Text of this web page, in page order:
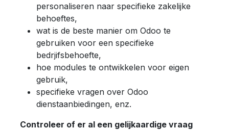
personaliseren naar specifieke zakelijke
behoeftes,
wat is de beste manier om Odoo te
gebruiken voor een specifieke
bedrjifsbehoefte,
hoe modules te ontwikkelen voor eigen
gebruik,
specifieke vragen over Odoo
dienstaanbiedingen, enz.
Controleer of er al een gelijkaardige vraag